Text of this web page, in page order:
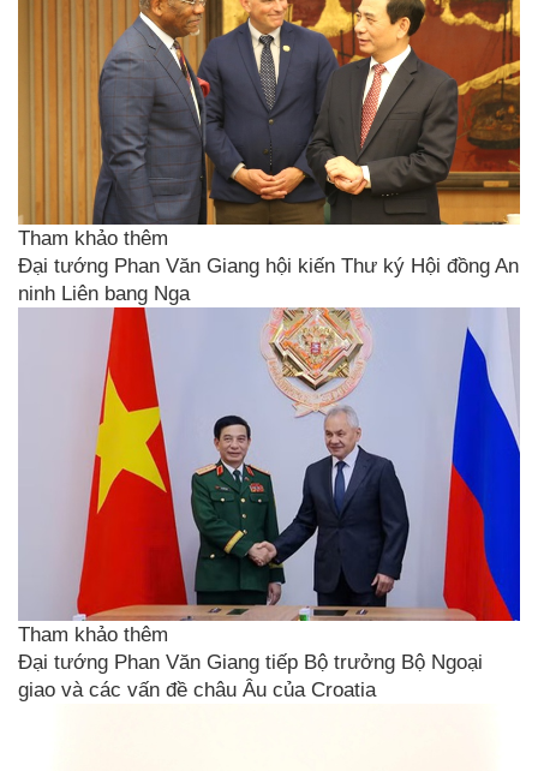
Tham khảo thêm
Đại tướng Phan Văn Giang hội kiến Thư ký Hội đồng An
ninh Liên bang Nga
Tham khảo thêm
Đại tướng Phan Văn Giang tiếp Bộ trưởng Bộ Ngoại
giao và các vấn đề châu Âu của Croatia